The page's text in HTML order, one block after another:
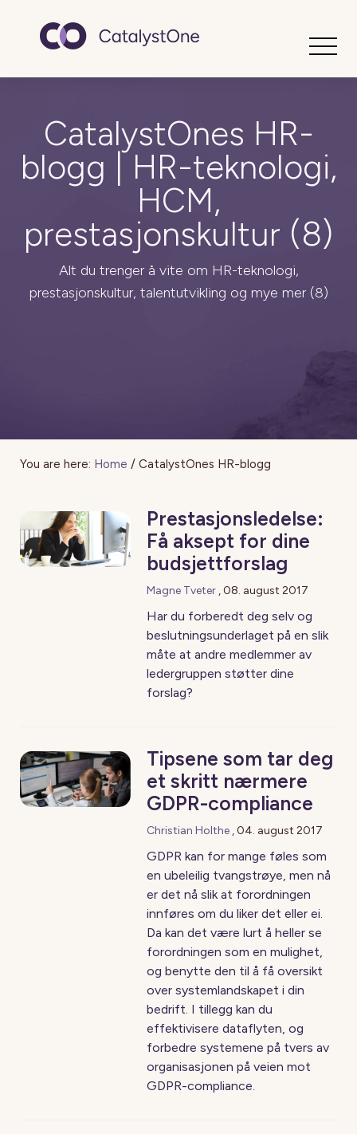
CatalystOnes HR-
blogg | HR-teknologi,
HCM,
prestasjonskultur (8)
Alt du trenger å vite om HR-teknologi,
prestasjonskultur, talentutvikling og mye mer (8)
You are here: Home / CatalystOnes HR-blogg
Prestasjonsledelse:
Få aksept for dine
budsjettforslag
Magne Tveter ,08. august 2017
Har du forberedt deg selv og
beslutningsunderlaget på en slik
måte at andre medlemmer av
ledergruppen støtter dine
forslag?
Tipsene som tar deg
et skritt nærmere
GDPR-compliance
Christian Holthe ,04. august 2017
GDPR kan for mange føles som
en ubeleilig tvangstrøye, men nå
er det nå slik at forordningen
innføres om du liker det eller ei.
Da kan det være lurt å heller se
forordningen som en mulighet,
og benytte den til å få oversikt
over systemlandskapet i din
bedrift. I tillegg kan du
effektivisere dataflyten, og
forbedre systemene på tvers av
organisasjonen på veien mot
GDPR-compliance.